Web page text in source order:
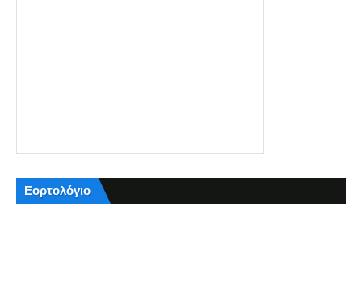
Εορτολόγιο